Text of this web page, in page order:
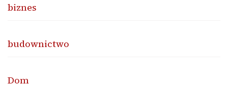
biznes
budownictwo
Dom